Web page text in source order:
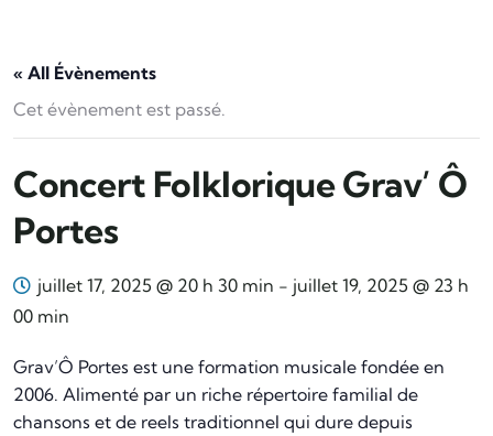
« All Évènements
Cet évènement est passé.
Concert Folklorique Grav’ Ô
Portes
juillet 17, 2025 @ 20 h 30 min - juillet 19, 2025 @ 23 h
00 min
Grav’Ô Portes est une formation musicale fondée en
2006. Alimenté par un riche répertoire familial de
chansons et de reels traditionnel qui dure depuis